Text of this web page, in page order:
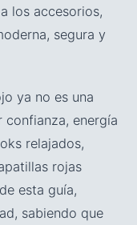
los accesorios,
segura y
ya no es una
confianza, energía
relajados,
rojas
esta guía,
sabiendo que